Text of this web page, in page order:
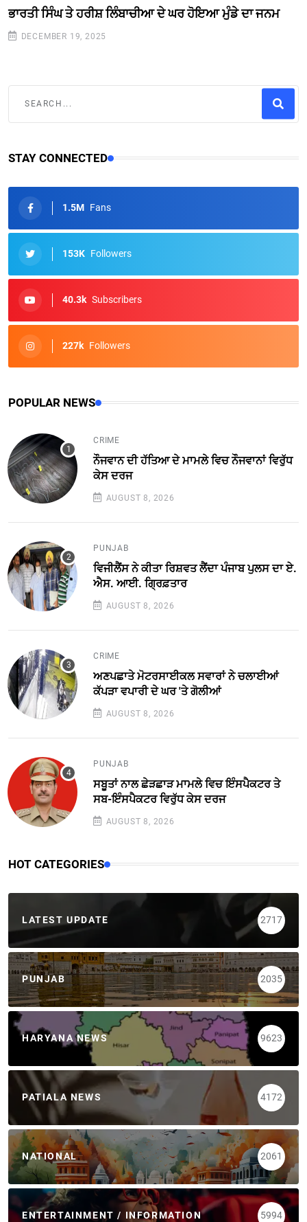
ਭਾਰਤੀ ਸਿੰਘ ਤੇ ਹਰੀਸ਼ ਲਿੰਬਾਚੀਆ ਦੇ ਘਰ ਹੋਇਆ ਮੁੰਡੇ ਦਾ ਜਨਮ
DECEMBER 19, 2025
STAY CONNECTED
1.5M Fans
153K Followers
40.3k Subscribers
227k Followers
POPULAR NEWS
CRIME
ਨੌਜਵਾਨ ਦੀ ਹੱਤਿਆ ਦੇ ਮਾਮਲੇ ਵਿਚ ਨੌਜਵਾਨਾਂ ਵਿਰੁੱਧ
ਕੇਸ ਦਰਜ
AUGUST 8, 2026
PUNJAB
ਵਿਜੀਲੈਂਸ ਨੇ ਕੀਤਾ ਰਿਸ਼ਵਤ ਲੈਂਦਾ ਪੰਜਾਬ ਪੁਲਸ ਦਾ ਏ.
ਐਸ. ਆਈ. ਗ੍ਰਿਫ਼ਤਾਰ
AUGUST 8, 2026
CRIME
ਅਣਪਛਾਤੇ ਮੋਟਰਸਾਈਕਲ ਸਵਾਰਾਂ ਨੇ ਚਲਾਈਆਂ
ਕੱਪੜਾ ਵਪਾਰੀ ਦੇ ਘਰ 'ਤੇ ਗੋਲੀਆਂ
AUGUST 8, 2026
PUNJAB
ਸਬੂਤਾਂ ਨਾਲ ਛੇੜਛਾੜ ਮਾਮਲੇ ਵਿਚ ਇੰਸਪੈਕਟਰ ਤੇ
ਸਬ-ਇੰਸਪੈਕਟਰ ਵਿਰੁੱਧ ਕੇਸ ਦਰਜ
AUGUST 8, 2026
HOT CATEGORIES
LATEST UPDATE 2717
PUNJAB 2035
HARYANA NEWS 9623
PATIALA NEWS 4172
NATIONAL 2061
ENTERTAINMENT / INFORMATION 5994